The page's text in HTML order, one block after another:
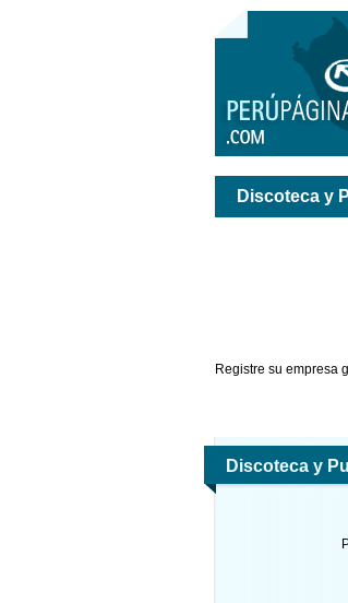
Discoteca y
Registre su empresa
Discoteca y